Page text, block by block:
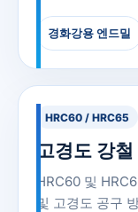
경화강용 엔드밀
HRC60 / HRC65
고경도 강철
HRC60 및
및 고경도 공구